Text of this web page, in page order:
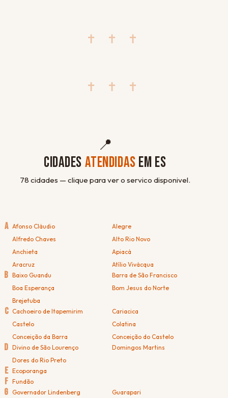
✝ ✝ ✝
✝ ✝ ✝
📍
CIDADES ATENDIDAS EM ES
78 cidades — clique para ver o servico disponivel.
A Afonso Cláudio
Alegre
Alfredo Chaves
Alto Rio Novo
Anchieta
Apiacá
Aracruz
Atílio Vivácqua
B Baixo Guandu
Barra de São Francisco
Boa Esperança
Bom Jesus do Norte
Brejetuba
C Cachoeiro de Itapemirim
Cariacica
Castelo
Colatina
Conceição da Barra
Conceição do Castelo
D Divino de São Lourenço
Domingos Martins
Dores do Rio Preto
E Ecoporanga
F Fundão
G Governador Lindenberg
Guarapari